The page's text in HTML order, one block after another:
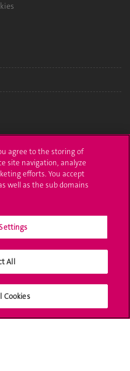
agree to the storing of
site navigation, analyze
efforts. You accept
well as the sub domains
All
Cookies